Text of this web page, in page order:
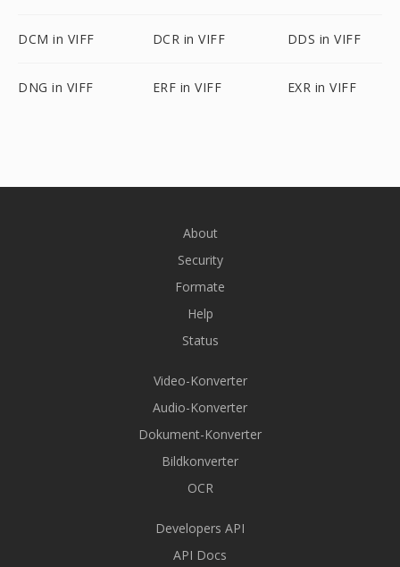
DCM in VIFF DCR in VIFF DDS in VIFF
DNG in VIFF ERF in VIFF EXR in VIFF
About
Security
Formate
Help
Status
Video-Konverter
Audio-Konverter
Dokument-Konverter
Bildkonverter
OCR
Developers API
API Docs